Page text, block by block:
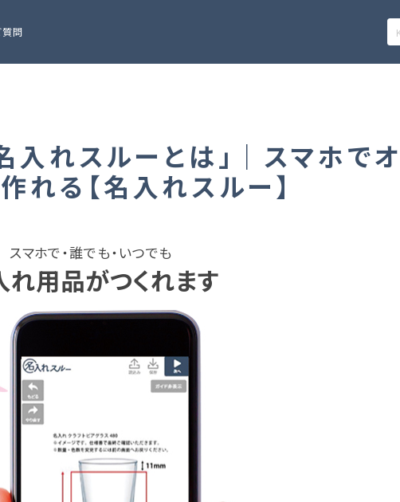
質問
入れスルーとは」｜スマホで
れる【名入れスルー】
スマホで・誰でも・いつでも
れ用品がつくれます